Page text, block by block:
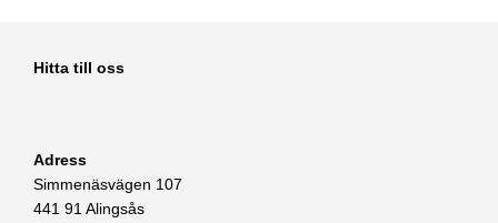
Hitta till oss
Adress
Simmenäsvägen 107
441 91 Alingsås